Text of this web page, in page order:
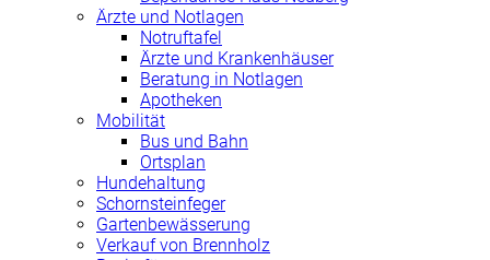
Ärzte und Notlagen
Notruftafel
Ärzte und Krankenhäuser
Beratung in Notlagen
Apotheken
Mobilität
Bus und Bahn
Ortsplan
Hundehaltung
Schornsteinfeger
Gartenbewässerung
Verkauf von Brennholz